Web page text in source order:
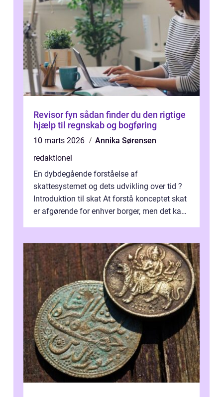
Revisor fyn sådan finder du den rigtige
hjælp til regnskab og bogføring
10 marts 2026
Annika Sørensen
redaktionel
En dybdegående forståelse af
skattesystemet og dets udvikling over tid ?
Introduktion til skat At forstå konceptet skat
er afgørende for enhver borger, men det kan